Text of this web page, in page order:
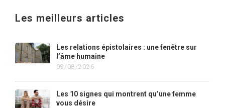
Les meilleurs articles
Les relations épistolaires : une fenêtre sur
l’âme humaine
09/08/2026
Les 10 signes qui montrent qu’une femme
vous désire